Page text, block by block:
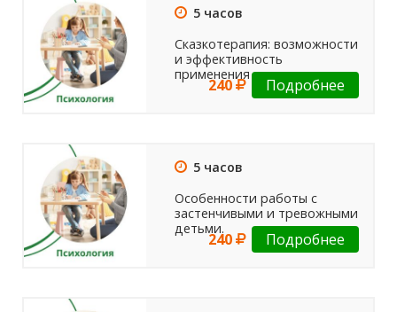
5 часов
Сказкотерапия: возможности
и эффективность
применения
240 Подробнее
5 часов
Особенности работы с
застенчивыми и тревожными
детьми.
240 Подробнее